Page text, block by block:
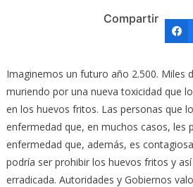
Compartir
Imaginemos un futuro año 2.500. Miles
muriendo por una nueva toxicidad que
en los huevos fritos. Las personas que
enfermedad que, en muchos casos, les
enfermedad que, además, es
podría ser prohibir los huevos fritos y
erradicada. Autoridades y Gobiernos